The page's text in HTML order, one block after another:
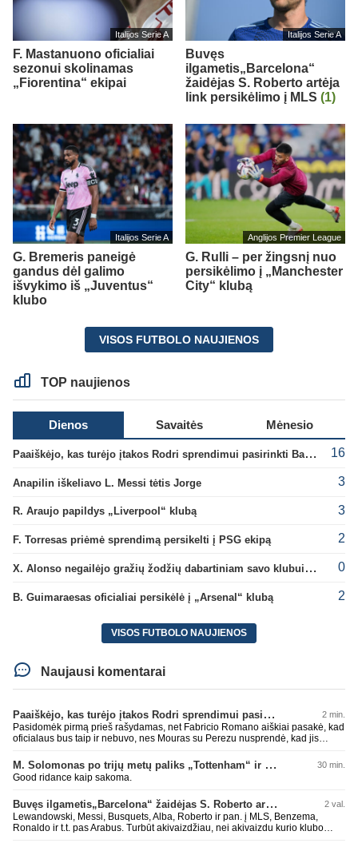
Italijos Serie A
F. Mastanuono oficialiai
sezonui skolinamas
„Fiorentina“ ekipai
Italijos Serie A
Buvęs
ilgametis„Barcelona“
žaidėjas S. Roberto artėja
link persikėlimo į MLS (1)
Italijos Serie A
G. Bremeris paneigė
gandus dėl galimo
išvykimo iš „Juventus“
klubo
Anglijos Premier League
G. Rulli – per žingsnį nuo
persikėlimo į „Manchester
City“ klubą
VISOS FUTBOLO NAUJIENOS
TOP naujienos
Dienos Savaitės Mėnesio
Paaiškėjo, kas turėjo įtakos Rodri sprendimui pasirinkti Barselonos pusę 16
Anapilin iškeliavo L. Messi tėtis Jorge 3
R. Araujo papildys „Liverpool“ klubą 3
F. Torresas priėmė sprendimą persikelti į PSG ekipą 2
X. Alonso negailėjo gražių žodžių dabartiniam savo klubui „Chelsea“ 0
B. Guimaraesas oficialiai persikėlė į „Arsenal“ klubą 2
VISOS FUTBOLO NAUJIENOS
Naujausi komentarai
Paaiškėjo, kas turėjo įtakos Rodri sprendimui pasirinkti Barselonos pusę 2 min.
Pasidomėk pirmą prieš rašydamas, net Fabricio Romano aiškiai pasakė, kad
oficialaus bus taip ir nebuvo, nes Mouras su Perezu nusprendė, kad jis
surasti info ar buvo oficialus bid. Atsakymas: Ne, oficialaus raštiško
pasiūlymo (official bid) Madrido „Real“ Mančesterio „City“ klubui už Rodri dar
nepateikė. ​Nors žiniasklaidoje (pvz., The Athletic, Diario AS) garsiai kalbama
kontaktus su žaidėjo stovykla ar „City“ vadovais, oficialus formalus
pasiūlymas iki šiol nėra registruotas. ​Ispanijos gigantai tikrina situaciją ir
vertina galimybes, tačiau kol kas viskas vyksta tik žvalgybos ir neoficialių
M. Solomonas po trijų metų paliks „Tottenham“ ir papildys „West Ham“ klubą 30 min.
Good ridance kaip sakoma.
Buvęs ilgametis„Barcelona“ žaidėjas S. Roberto artėja link persikėlimo į MLS 2 val.
Lewandowski, Messi, Busquets, Alba, Roberto ir pan. į MLS, Benzema,
Ronaldo ir t.t. pas Arabus. Turbūt akivaizdžiau, nei akivaizdu kurio klubo